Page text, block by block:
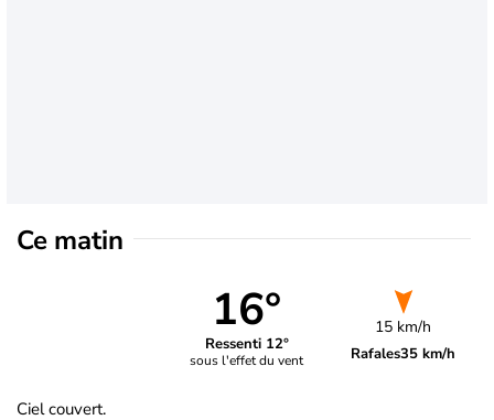
Ce matin
16°
Ressenti 12°
sous l'effet du vent
15 km/h
Rafales35 km/h
Ciel couvert.